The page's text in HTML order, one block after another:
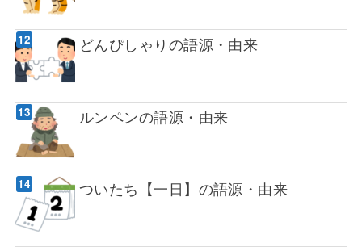
どんぴしゃりの語源・由来
ルンペンの語源・由来
ついたち【一日】の語源・由来